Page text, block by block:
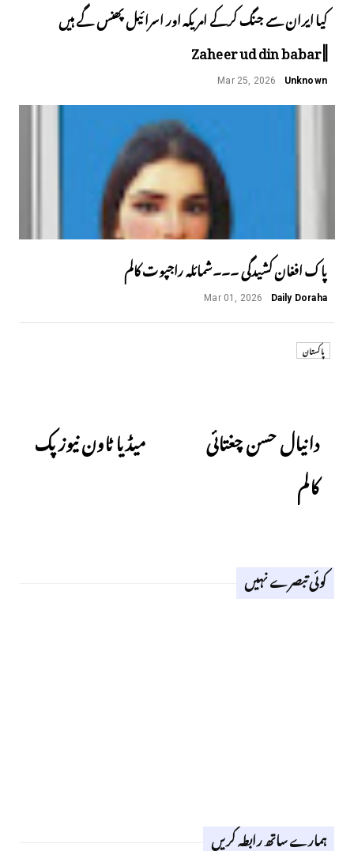
کیا ایران سے جنگ کرکے امریکہ اور اسرائیل پھنس گے ہیں
||Zaheer ud din babar
Unknown
Mar 25, 2026
پاک افغان کشیدگی ۔۔۔شمائلہ راجپوت کالم
Daily Doraha
Mar 01, 2026
پاکستان
دانیال حسن چغتائی
کالم
میڈیا ٹاون نیوز پک
کوئی تبصرے نہیں
ہمارے ساتھ رابطہ کریں